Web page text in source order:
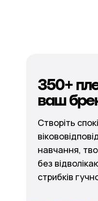
350+
ваш
Створіть
навчання,
без
стрибків